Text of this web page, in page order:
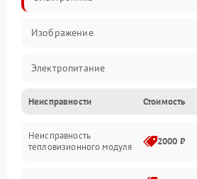
Изображение
Электропитание
Измерения
Матрица
Неисправности Стоимость
Неисправность
тепловизионного модуля
2000 ₽